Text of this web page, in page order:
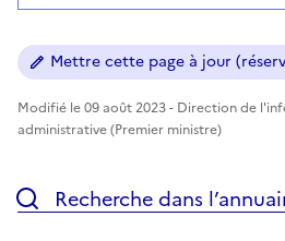
Mettre cette page à jour
Modifié le 09 août 2023 - Direction de
administrative (Premier ministre)
Recherche dans